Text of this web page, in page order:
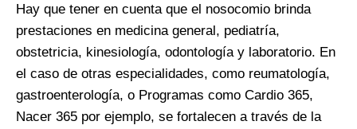
Hay que tener en cuenta que el nosocomio brinda
prestaciones en medicina general, pediatría,
obstetricia, kinesiología, odontología y laboratorio. En
el caso de otras especialidades, como reumatología,
gastroenterología, o Programas como Cardio 365,
Nacer 365 por ejemplo, se fortalecen a través de la